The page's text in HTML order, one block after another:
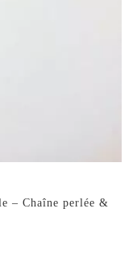
– Chaîne perlée &